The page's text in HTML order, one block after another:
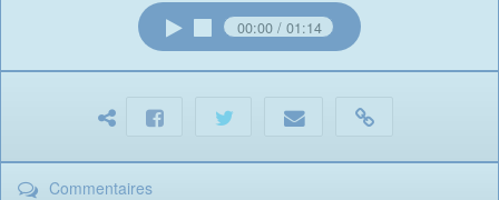
00:00 01:14
Commentaires